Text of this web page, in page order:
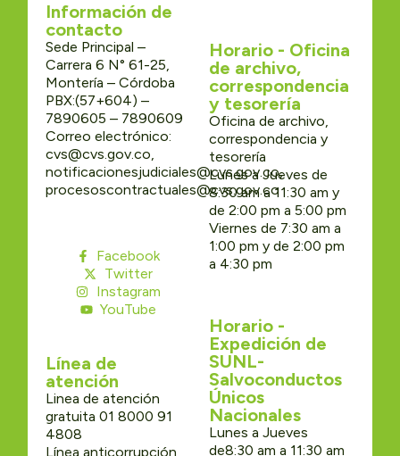
Información de
contacto
Sede Principal –
Carrera 6 N° 61-25,
Montería – Córdoba
PBX:(57+604) –
7890605 – 7890609
Correo electrónico:
cvs@cvs.gov.co,
notificacionesjudiciales@cvs.gov.co,
procesoscontractuales@cvs.gov.co
Facebook
Twitter
Instagram
YouTube
Línea de
atención
Linea de atención
gratuita 01 8000 91
4808
Línea anticorrupción
Horario - Oficina
de archivo,
correspondencia
y tesorería
Oficina de archivo,
correspondencia y
tesorería
Lunes a Jueves de
8:30 am a 11:30 am y
de 2:00 pm a 5:00 pm
Viernes de 7:30 am a
1:00 pm y de 2:00 pm
a 4:30 pm
Horario -
Expedición de
SUNL-
Salvoconductos
Únicos
Nacionales
Lunes a Jueves
de8:30 am a 11:30 am